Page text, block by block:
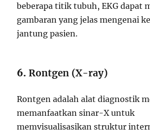
beberapa titik tubuh, EKG dapat
gambaran yang jelas mengenai
jantung pasien.
6.Rontgen (X-ray)
Rontgen adalah alat diagnostik
memanfaatkan sinar-X untuk
memvisualisasikan struktur